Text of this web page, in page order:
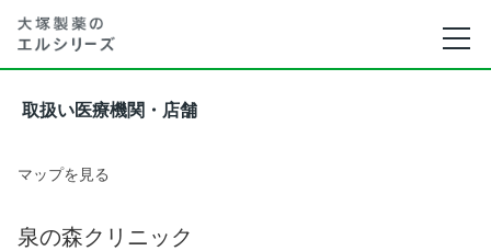
取扱い医療機関・店舗
マップを見る
泉の森クリニック